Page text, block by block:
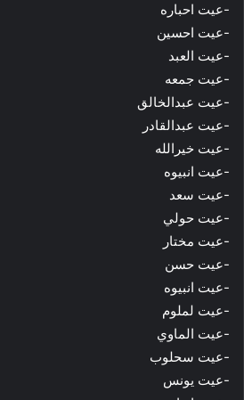
-عيت احباره
-عيت احسين
-عيت العبد
-عيت جمعه
-عيت عبدالخالق
-عيت عبدالقادر
-عيت خيرالله
-عيت انبيوه
-عيت سعد
-عيت حولي
-عيت مختار
-عيت حسن
-عيت انبيوه
-عيت لملوم
-عيت الماوي
-عيت سحلوب
-عيت يونس